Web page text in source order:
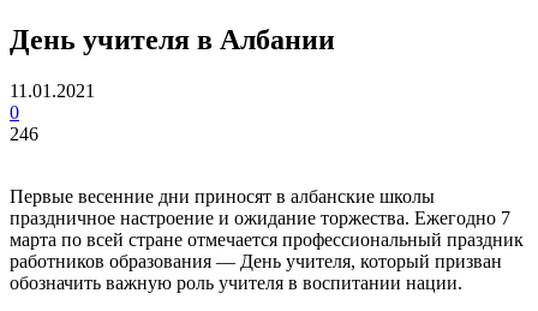
День учителя в Албании
11.01.2021
0
246
Первые весенние дни приносят в албанские школы
праздничное настроение и ожидание торжества. Ежегодно 7
марта по всей стране отмечается профессиональный праздник
работников образования — День учителя, который призван
обозначить важную роль учителя в воспитании нации.